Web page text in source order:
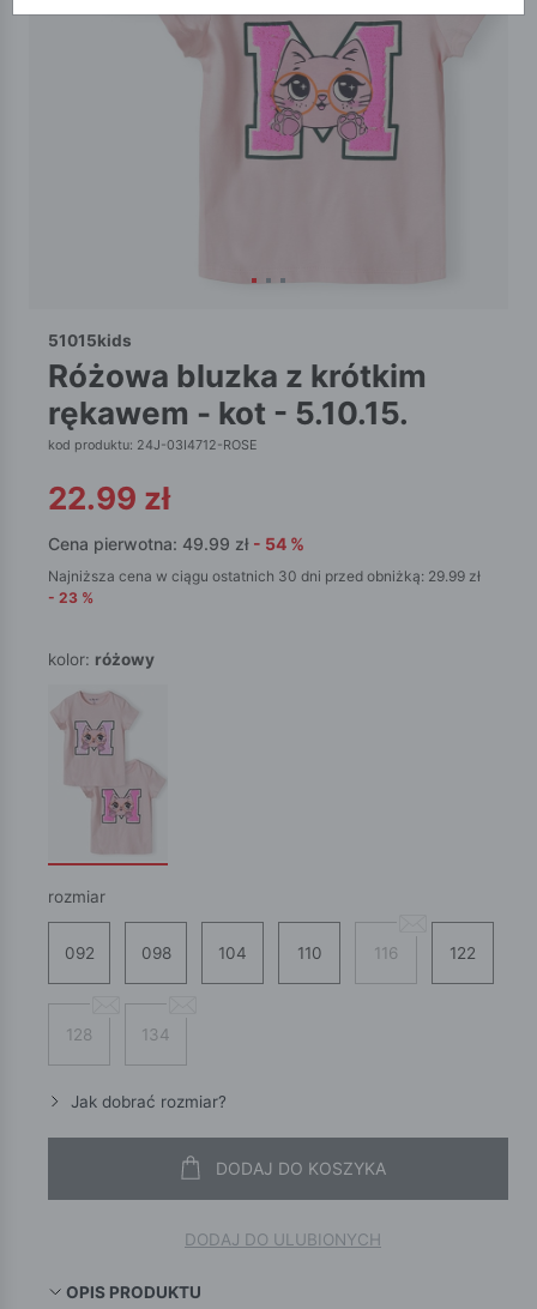
51015kids
różowa bluzka z krótkim
rękawem - kot - 5.10.15.
kod produktu: 24J-03I4712-ROSE
22.99 zł
Cena pierwotna: 49.99 zł - 54 %
Najniższa cena w ciągu ostatnich 30 dni przed obniżką: 29.99 zł
- 23 %
kolor: różowy
rozmiar
092 098 104 110 116 122
128 134
Jak dobrać rozmiar?
DODAJ DO KOSZYKA
DODAJ DO ULUBIONYCH
OPIS PRODUKTU